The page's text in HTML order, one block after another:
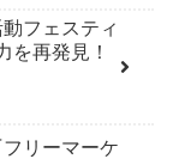
フェスティ
を再発見！
リーマーケ